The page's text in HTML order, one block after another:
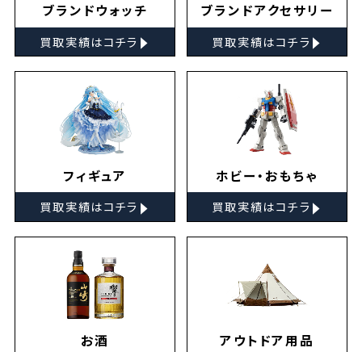
ブランドウォッチ
買取実績はコチラ ▸
ブランドアクセサリー
買取実績はコチラ ▸
フィギュア
買取実績はコチラ ▸
ホビー・おもちゃ
買取実績はコチラ ▸
お酒 アウトドア用品